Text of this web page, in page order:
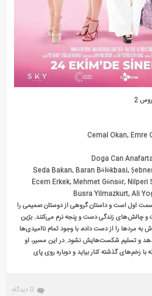
Seda Bakan, Baran Bölükbasi,
Ecem Erkek, Mehmet Günsür,
Busra Yilmazkurt, Ali
اول است و داستان گروهی از دوستان صمیمی را
و چالش‌های زندگی دست و پنجه نرم می‌کنند.برّین
به مردها را از دست داده، با وجود تمام ناامیدی‌ها
و تسلیم شکست‌هایش نشود. در این مسیر، او
زخم‌های گذشته کنار بیاید و دوباره روی پای
0 دیدگاه